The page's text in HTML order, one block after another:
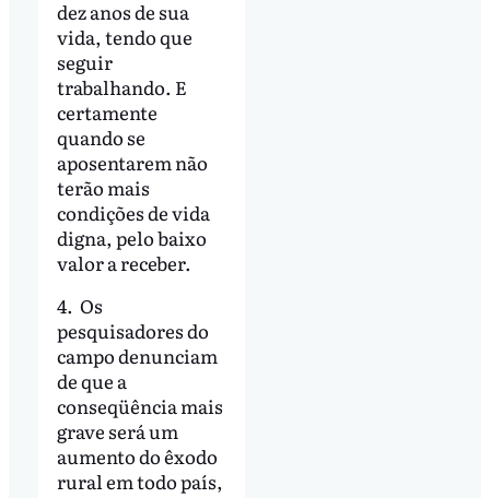
dez anos de sua
vida, tendo que
seguir
trabalhando. E
certamente
quando se
aposentarem não
terão mais
condições de vida
digna, pelo baixo
valor a receber.
4. Os
pesquisadores do
campo denunciam
de que a
conseqüência mais
grave será um
aumento do êxodo
rural em todo país,